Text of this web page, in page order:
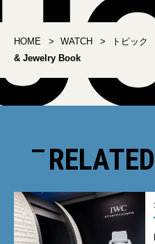
HOME WATCH トピック
& Jewelry Book